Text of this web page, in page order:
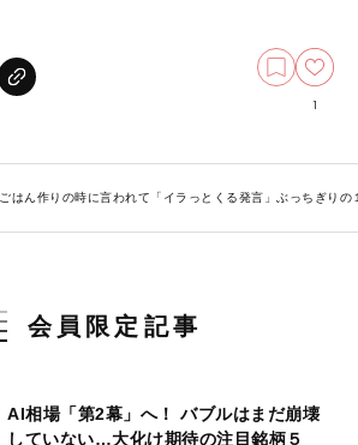
1
ごはん作りの時に言われて「イラっとくる発言」ぶっちぎりの
会員限定記事
AI相場「第2幕」へ！ バブルはまだ崩壊
していない…大化け期待の注目銘柄５